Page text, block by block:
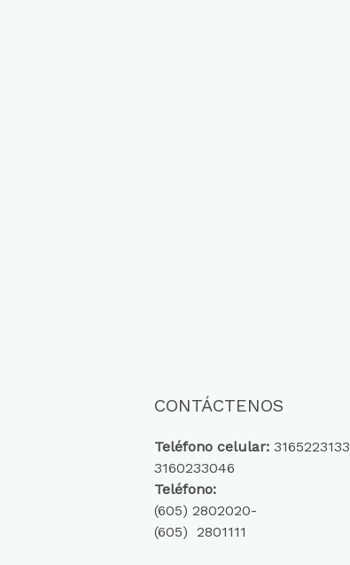
CONTÁCTENOS
Teléfono celular:
3160233046
Teléfono:
(605) 2802020-
(605) 2801111